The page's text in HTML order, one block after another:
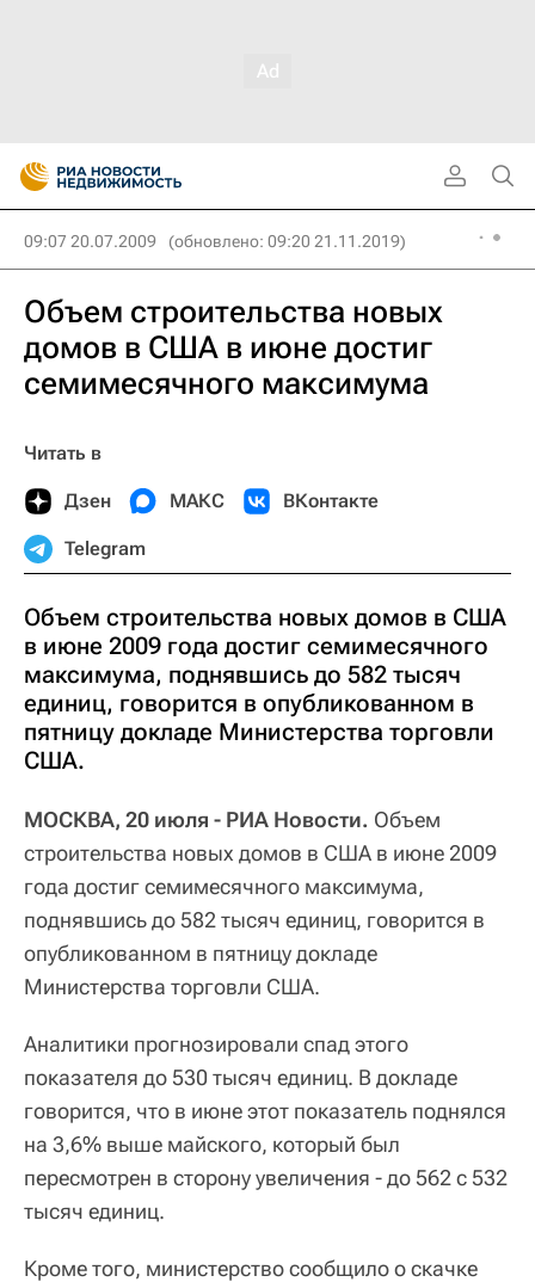
09:07 20.07.2009 (обновлено: 09:20 21.11.2019)
Объем строительства новых
домов в США в июне достиг
семимесячного максимума
Читать в
Дзен МАКС ВКонтакте
Telegram
Объем строительства новых домов в США
в июне 2009 года достиг семимесячного
максимума, поднявшись до 582 тысяч
единиц, говорится в опубликованном в
пятницу докладе Министерства торговли
США.
МОСКВА, 20 июля - РИА Новости. Объем
строительства новых домов в США в июне 2009
года достиг семимесячного максимума,
поднявшись до 582 тысяч единиц, говорится в
опубликованном в пятницу докладе
Министерства торговли США.
Аналитики прогнозировали спад этого
показателя до 530 тысяч единиц. В докладе
говорится, что в июне этот показатель поднялся
на 3,6% выше майского, который был
пересмотрен в сторону увеличения - до 562 с 532
тысяч единиц.
Кроме того, министерство сообщило о скачке